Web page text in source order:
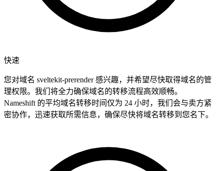
快速
您对域名 sveltekit-prerender 感兴趣，并希望尽快取得域名的管
理权限。我们将全力确保域名的转移流程高效顺畅。
Nameshift 的平均域名转移时间仅为 24 小时，我们会与卖方紧
密协作，迅速获取所需信息，确保尽快将域名转移到您名下。